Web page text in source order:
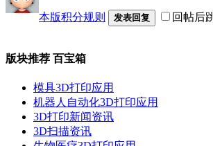
本版积分规则 发表回复 回帖后
版块推荐 百宝箱
模具3D打印应用
机器人自动化3D打印应用
3D打印新闻资讯
3D扫描资讯